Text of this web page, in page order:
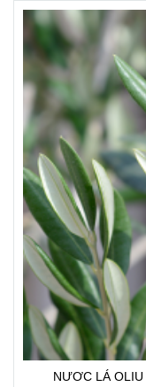
NƯƠC LÁ OLIU